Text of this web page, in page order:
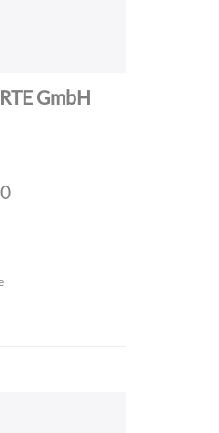
GmbH